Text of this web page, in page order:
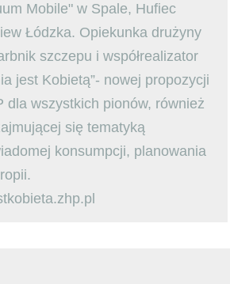
Mobile" w Spale, Hufiec
Łódzka. Opiekunka drużyny
szczepu i współrealizator
jest Kobietą”- nowej propozycji
dla wszystkich pionów, również
się tematyką
konsumpcji, planowania